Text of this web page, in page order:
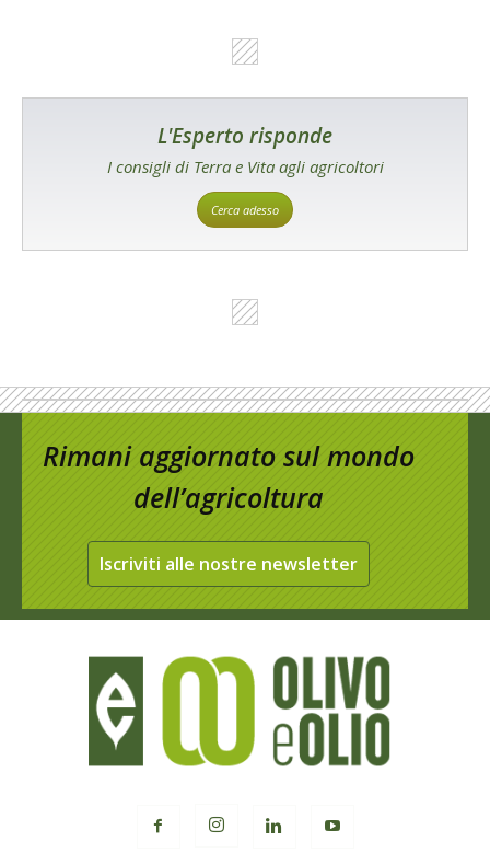
L'Esperto risponde
I consigli di Terra e Vita agli agricoltori
Cerca adesso
Rimani aggiornato sul mondo
dell’agricoltura
Iscriviti alle nostre newsletter